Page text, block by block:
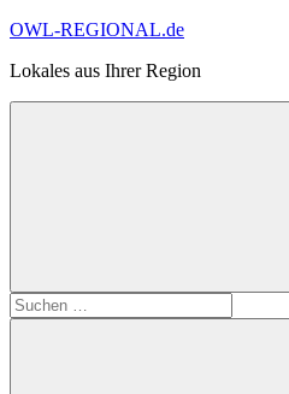
Zum
springen
OWL-REGIONAL.de
Lokales aus Ihrer Region
öffnen
Suchen
nach: